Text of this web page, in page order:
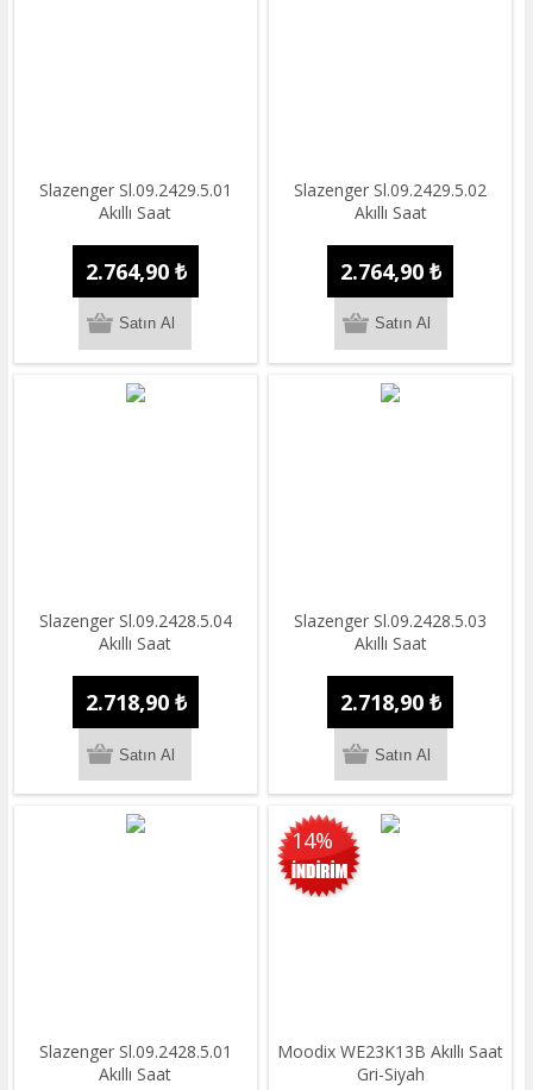
Slazenger Sl.09.2429.5.01
Akıllı Saat
2.764,90 ₺
Slazenger Sl.09.2429.5.02
Akıllı Saat
2.764,90 ₺
Slazenger Sl.09.2428.5.04
Akıllı Saat
2.718,90 ₺
Slazenger Sl.09.2428.5.03
Akıllı Saat
2.718,90 ₺
Slazenger Sl.09.2428.5.01
Akıllı Saat
14%
Moodix WE23K13B Akıllı Saat
Gri-Siyah